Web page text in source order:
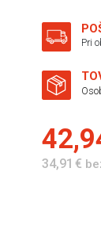
Pri
34,91 €